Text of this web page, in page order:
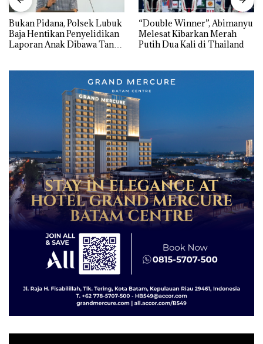
Bukan Pidana, Polsek Lubuk
Baja Hentikan Penyelidikan
Laporan Anak Dibawa Tanpa
“Double Winner”, Abimanyu
Melesat Kibarkan Merah
Putih Dua Kali di Thailand